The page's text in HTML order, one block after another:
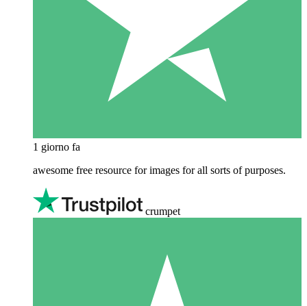
1 giorno fa
awesome free resource for images for all sorts of purposes.
crumpet